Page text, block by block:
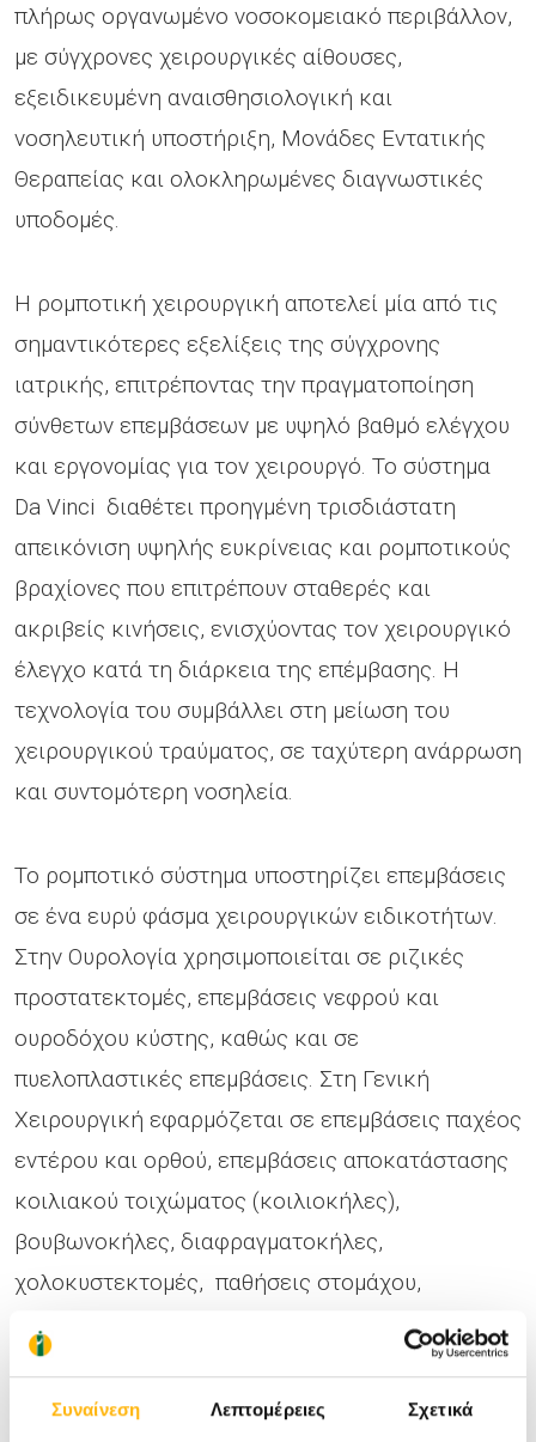
Συναίνεση Λεπτομέρειες Σχετικά
πλήρως οργανωμένο νοσοκομειακό περιβάλλον,
με σύγχρονες χειρουργικές αίθουσες,
εξειδικευμένη αναισθησιολογική και
νοσηλευτική υποστήριξη, Μονάδες Εντατικής
Θεραπείας και ολοκληρωμένες διαγνωστικές
υποδομές.
Η ρομποτική χειρουργική αποτελεί μία από τις
σημαντικότερες εξελίξεις της σύγχρονης
ιατρικής, επιτρέποντας την πραγματοποίηση
σύνθετων επεμβάσεων με υψηλό βαθμό ελέγχου
και εργονομίας για τον χειρουργό. Το σύστημα
Da Vinci διαθέτει προηγμένη τρισδιάστατη
απεικόνιση υψηλής ευκρίνειας και ρομποτικούς
βραχίονες που επιτρέπουν σταθερές και
ακριβείς κινήσεις, ενισχύοντας τον χειρουργικό
έλεγχο κατά τη διάρκεια της επέμβασης. Η
τεχνολογία του συμβάλλει στη μείωση του
χειρουργικού τραύματος, σε ταχύτερη ανάρρωση
και συντομότερη νοσηλεία.
Το ρομποτικό σύστημα υποστηρίζει επεμβάσεις
σε ένα ευρύ φάσμα χειρουργικών ειδικοτήτων.
Στην Ουρολογία χρησιμοποιείται σε ριζικές
προστατεκτομές, επεμβάσεις νεφρού και
ουροδόχου κύστης, καθώς και σε
πυελοπλαστικές επεμβάσεις. Στη Γενική
Χειρουργική εφαρμόζεται σε επεμβάσεις παχέος
εντέρου και ορθού, επεμβάσεις αποκατάστασης
κοιλιακού τοιχώματος (κοιλιοκήλες),
βουβωνοκήλες, διαφραγματοκήλες,
χολοκυστεκτομές, παθήσεις στομάχου,
επεμβάσεις ήπατος και χοληφόρων, παγκρέατος
και σπληνός, καθώς και σε παθήσεις του
οισοφάγου. Στη Γυναικολογία αξιοποιείται σε